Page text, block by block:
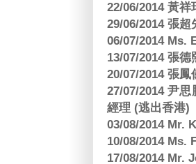
22/06/2014 黃
29/06/2014 張
06/07/2014 Ms.
13/07/2014 張
20/07/2014 張
27/07/2014 尹
經理 (逃出香港)
03/08/2014 Mr.
10/08/2014 Ms.
17/08/2014 Mr.